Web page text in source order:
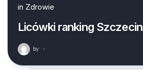
in Zdrowie
Licówki ranking Szczecin
by ·